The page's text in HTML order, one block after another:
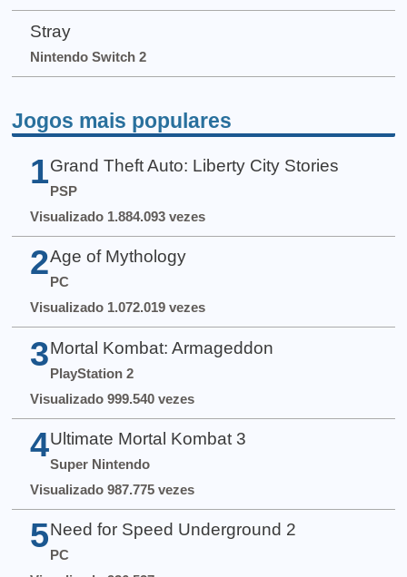
Stray
Nintendo Switch 2
Jogos mais populares
1 Grand Theft Auto: Liberty City Stories
PSP
Visualizado 1.884.093 vezes
2 Age of Mythology
PC
Visualizado 1.072.019 vezes
3 Mortal Kombat: Armageddon
PlayStation 2
Visualizado 999.540 vezes
4 Ultimate Mortal Kombat 3
Super Nintendo
Visualizado 987.775 vezes
5 Need for Speed Underground 2
PC